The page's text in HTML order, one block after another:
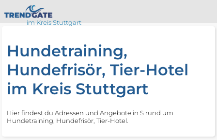
im Kreis Stuttgart
Hundetraining,
Hundefrisör, Tier-Hotel
im Kreis Stuttgart
Hier findest du Adressen und Angebote in S rund um
Hundetraining, Hundefrisör, Tier-Hotel.